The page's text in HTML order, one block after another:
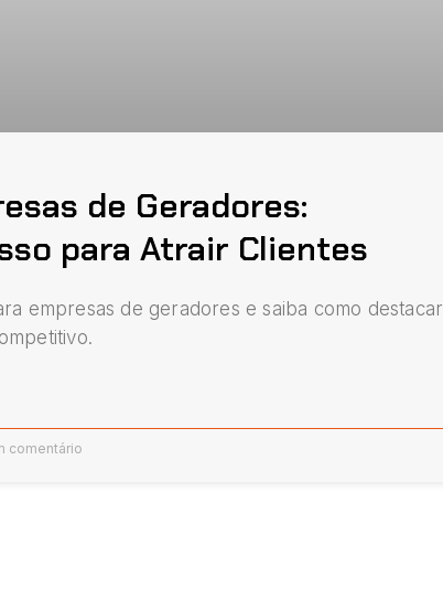
de Geradores:
para Atrair Clientes
empresas de geradores e saiba como destacar
comentário